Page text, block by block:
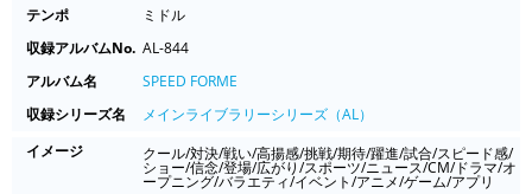
テンポ
ミドル
収録アルバムNo. AL-844
アルバム名
SPEED FORME
収録シリーズ名
メインライブラリーシリーズ（AL）
イメージ
クール/対決/戦い/高揚感/挑戦/期待/躍進/試合/スピード感/
ショー/信念/登場/広がり/スポーツ/ニュース/CM/ドラマ/オ
ープニング/バラエティ/イベント/アニメ/ゲーム/アプリ